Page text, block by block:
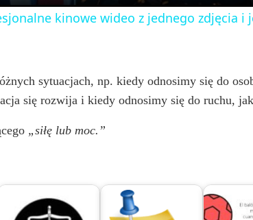
i
d
o
kinowe wideo z jednego zdjęcia i
sytuacjach, np. kiedy odnosimy się do
się rozwija i kiedy odnosimy się do ruchu,
„siłę lub moc.”